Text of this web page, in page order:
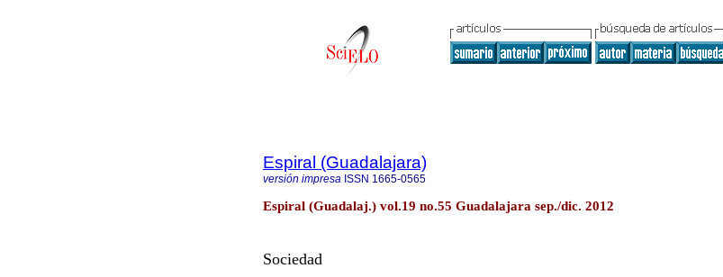
Espiral (Guadalajara)
versión impresa ISSN 1665-0565
Espiral (Guadalaj.) vol.19 no.55 Guadalajara sep./dic. 2012
Sociedad